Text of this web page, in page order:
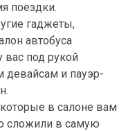
поездки.
гаджеты,
автобуса
вас под рукой
девайсам и пауэр-
в салоне вам
сложили в самую